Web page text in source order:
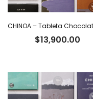
$13,900.00